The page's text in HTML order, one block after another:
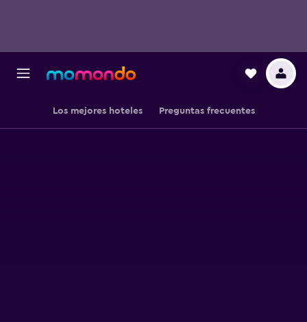
Los mejores hoteles Preguntas frecuentes